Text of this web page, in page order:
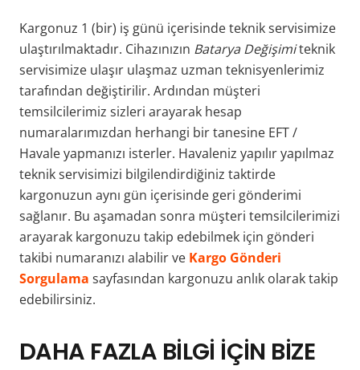
Kargonuz 1 (bir) iş günü içerisinde teknik servisimize
ulaştırılmaktadır. Cihazınızın Batarya Değişimiteknik
servisimize ulaşır ulaşmaz uzman teknisyenlerimiz
tarafından değiştirilir. Ardından müşteri
temsilcilerimiz sizleri arayarak hesap
numaralarımızdan herhangi bir tanesine EFT /
Havale yapmanızı isterler. Havaleniz yapılır yapılmaz
teknik servisimizi bilgilendirdiğiniz taktirde
kargonuzun aynı gün içerisinde geri gönderimi
sağlanır. Bu aşamadan sonra müşteri temsilcilerimizi
arayarak kargonuzu takip edebilmek için gönderi
takibi numaranızı alabilir ve Kargo Gönderi
Sorgulama sayfasından kargonuzu anlık olarak takip
edebilirsiniz.
DAHA FAZLA BİLGİ İÇİN BİZE